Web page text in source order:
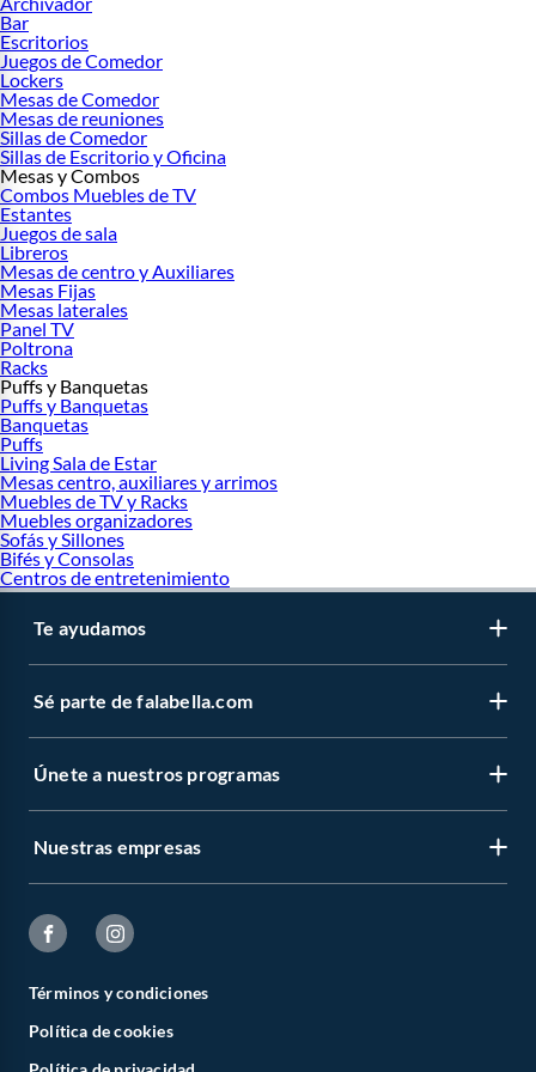
Hot Sale
Descubre más productos de muebles para el hogar:
Comedores
Salas
Sofás
Sofá camas
Puffs
Mesas de centro
Muebles de oficina
Escritorios
Sillas de oficina
Bar
Escritorios
Juegos de Comedor
Lockers
Mesas de Comedor
Mesas de reuniones
Sillas de Comedor
Sillas de Escritorio y Oficina
Mesas y Combos
Combos Muebles de TV
Estantes
Juegos de sala
Libreros
Mesas de centro y Auxiliares
Mesas Fijas
Mesas laterales
Panel TV
Poltrona
Racks
Puffs y Banquetas
Puffs y Banquetas
Banquetas
Puffs
Living Sala de Estar
Mesas centro, auxiliares y arrimos
Muebles de TV y Racks
Muebles organizadores
Sofás y Sillones
Bifés y Consolas
Centros de entretenimiento
Te ayudamos
Sé parte de falabella.com
Únete a nuestros programas
Nuestras empresas
Términos y condiciones
Política de cookies